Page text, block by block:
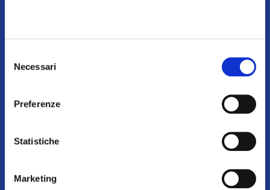
delNecessari
Preferenze
Statistiche
Marketing
distinguere gli elementi da
mantenere, quelli da modificare,
quelli eliminati
indica o disegna gli attori (vecchi